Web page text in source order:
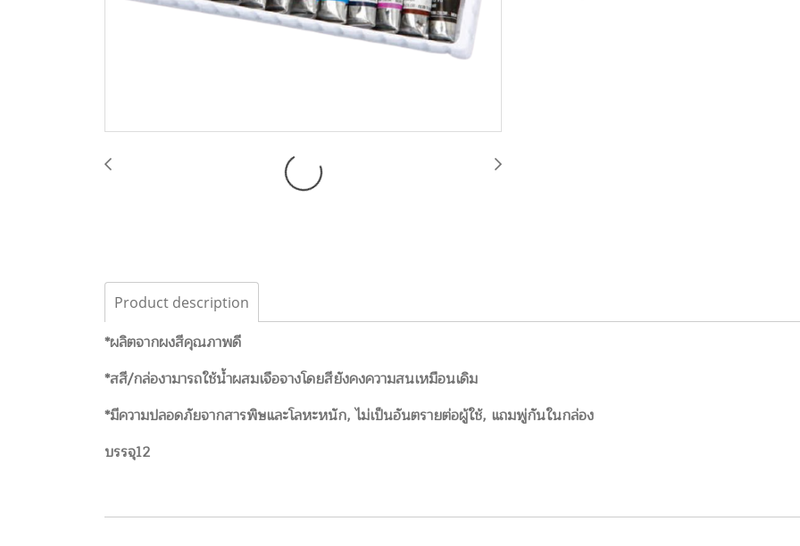
Product description
*ผลิตจากผงสีคุณภาพดี
*สสี/กล่องามารถใช้น้ำผสมเจือจางโดยสียังคงความสนเหมือนเดิม
*มีความปลอดภัยจากสารพิษและโลหะหนัก, ไม่เป็นอันตรายต่อผู้ใช้, แถมพู่กันในกล่อง
บรรจุ12